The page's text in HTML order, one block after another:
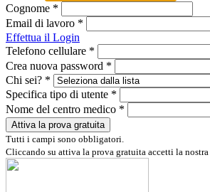
Cognome *
Email di lavoro *
Effettua il Login
Telefono cellulare *
Crea nuova password *
Chi sei? *
Specifica tipo di utente *
Nome del centro medico *
Attiva la prova gratuita
Tutti i campi sono obbligatori.
Cliccando su attiva la prova gratuita accetti la nostra